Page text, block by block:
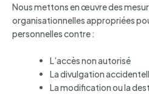
Nous mettons en œuvre des
organisationnelles appropriées
personnelles contre :
L’accès non autorisé
La divulgation
La modification ou la